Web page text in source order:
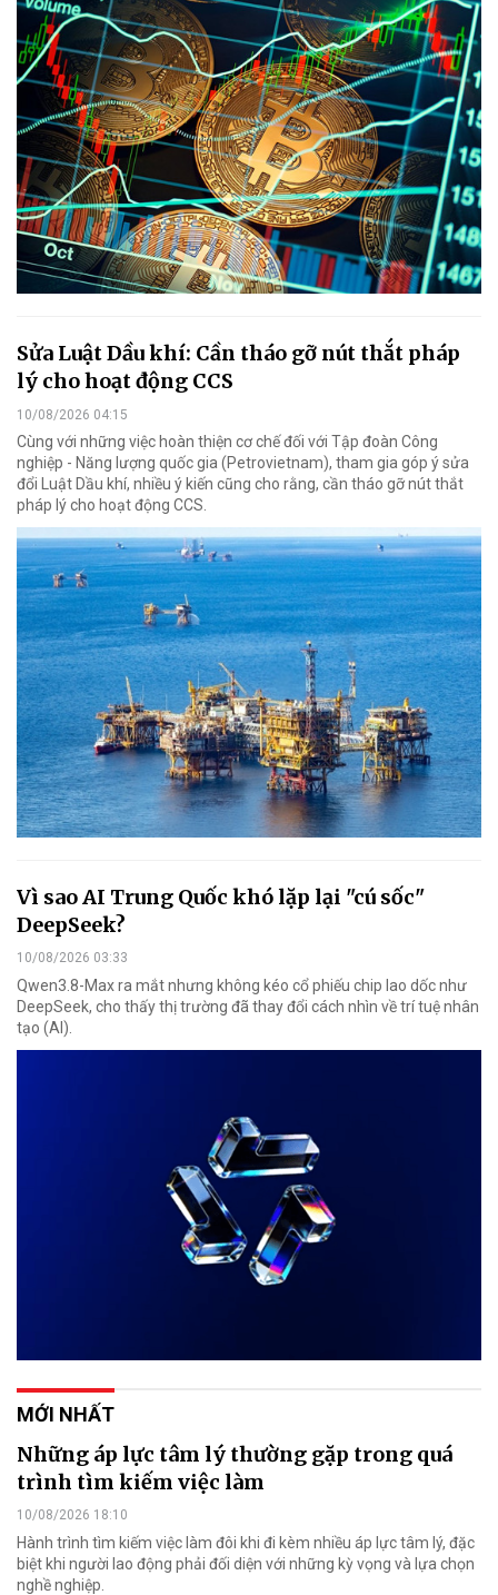
Sửa Luật Dầu khí: Cần tháo gỡ nút thắt pháp
lý cho hoạt động CCS
10/08/2026 04:15
Cùng với những việc hoàn thiện cơ chế đối với Tập đoàn Công
nghiệp - Năng lượng quốc gia (Petrovietnam), tham gia góp ý sửa
đổi Luật Dầu khí, nhiều ý kiến cũng cho rằng, cần tháo gỡ nút thắt
pháp lý cho hoạt động CCS.
Vì sao AI Trung Quốc khó lặp lại "cú sốc"
DeepSeek?
10/08/2026 03:33
Qwen3.8-Max ra mắt nhưng không kéo cổ phiếu chip lao dốc như
DeepSeek, cho thấy thị trường đã thay đổi cách nhìn về trí tuệ nhân
tạo (AI).
MỚI NHẤT
Những áp lực tâm lý thường gặp trong quá
trình tìm kiếm việc làm
10/08/2026 18:10
Hành trình tìm kiếm việc làm đôi khi đi kèm nhiều áp lực tâm lý, đặc
biệt khi người lao động phải đối diện với những kỳ vọng và lựa chọn
nghề nghiệp.